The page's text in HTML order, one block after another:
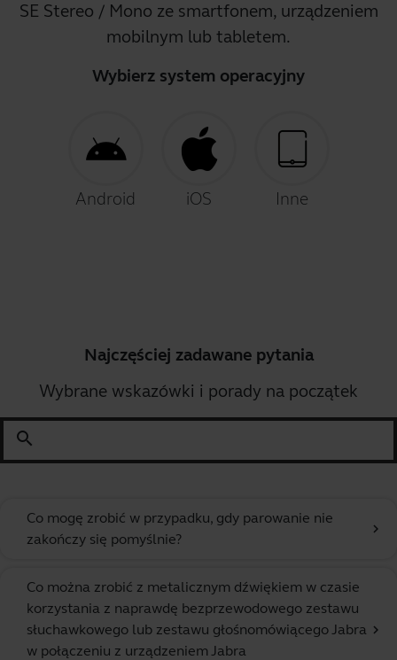
SE Stereo / Mono ze smartfonem, urządzeniem
mobilnym lub tabletem.
Wybierz system operacyjny
Android iOS Inne
Najczęściej zadawane pytania
Wybrane wskazówki i porady na początek
search
Co mogę zrobić w przypadku, gdy parowanie nie
zakończy się pomyślnie?
chevron_right
Co można zrobić z metalicznym dźwiękiem w czasie
korzystania z naprawdę bezprzewodowego zestawu
słuchawkowego lub zestawu głośnomówiącego Jabra
w połączeniu z urządzeniem Jabra
chevron_right